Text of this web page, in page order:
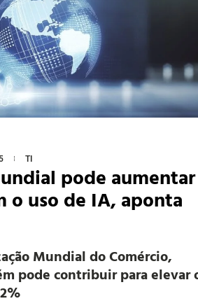
TI
pode aumentar
o uso de IA, aponta
Mundial do Comércio,
pode contribuir para elevar